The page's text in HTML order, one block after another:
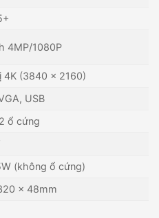
4MP/1080P
4K (3840 × 2160)
USB
ổ cứng
(không ổ cứng)
x 48mm